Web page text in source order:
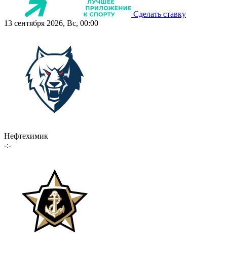
Сделать ставку
13 сентября 2026, Вс, 00:00
Нефтехимик
-:-